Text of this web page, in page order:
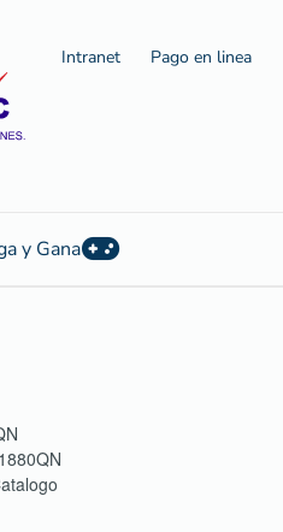
Intranet Pago en linea
y Gana